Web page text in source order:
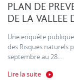
PLAN DE
DE LA VALLEE
Une enquête
des Risques naturels
septembre au 28...
Lire la suite